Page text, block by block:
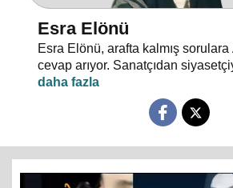
Esra Elönü
Esra Elönü, arafta kalmış sorulara
cevap arıyor. Sanatçıdan
oyuncuya herkes kendi arafını bu
Hayata, insana, gündem ve
konuşulduğu, akıllara takılan,
konuklarına arafını sorgulatıyor.